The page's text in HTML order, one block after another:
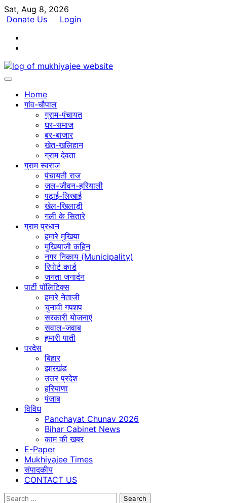
Skip
to
Sat, Aug 8, 2026
Donate Us
Login
Home
गांव-चौपाल
ग्राम-पंचायत
घर-समाज
बर-बाजार
खेत-खलिहान
ग्राम देवता
ग्राम स्वराज
पंचायती राज
जल-जीवन-हरियाली
पढ़ाई-लिखाई
खेल-खिलाड़ी
गली के सितारे
ग्राम प्रधान
हमारे मुखिया
मुखियाजी कहिन
नगर निकाय (Municipality)
रिपोर्ट कार्ड
जनता जनार्दन
पार्टी पॉलिटिक्स
हमारे नेताजी
चुनावी गपशप
सरकारी योजनाएं
सवाल-जवाब
हमारी पाती
परदेस
बिहार
झारखंड
उत्तर प्रदेश
हरियाणा
पंजाब
विविध
Panchayat Chunav 2026
Bihar Cabinet News
काम की खबर
E-Paper
Mukhiyajee Times
संपादकीय
CONTACT US
Search